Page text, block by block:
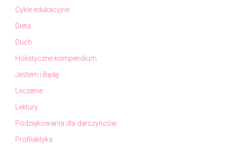
Cykle edukacyjne
Dieta
Duch
Holistyczne kompendium
Jestem i Będę
Leczenie
Lektury
Podziękowania dla darczyńców
Profilaktyka